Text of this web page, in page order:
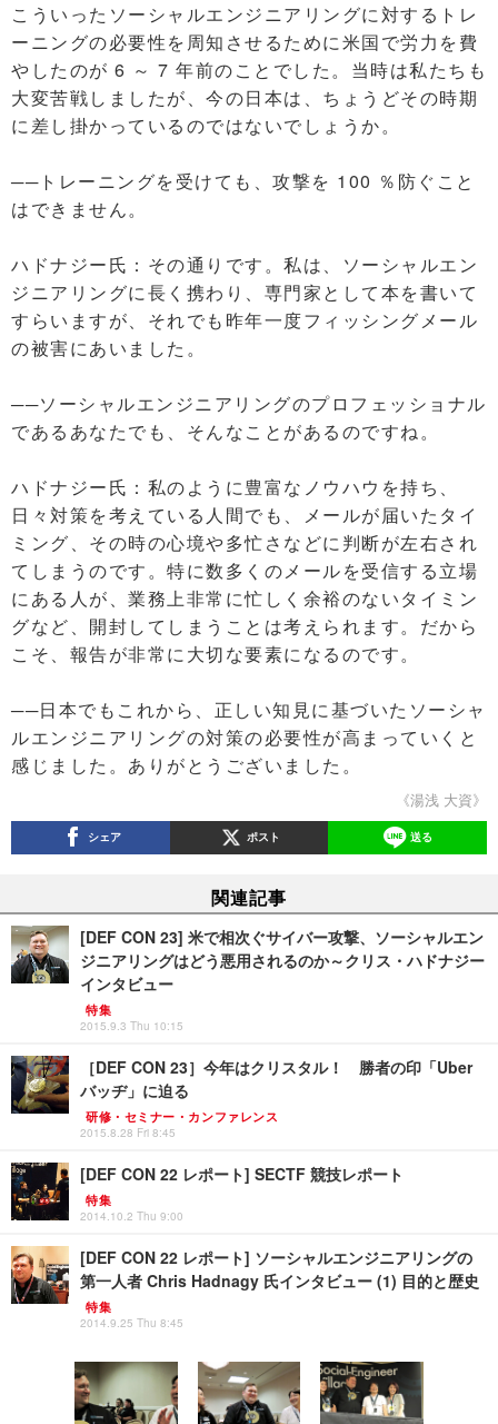
こういったソーシャルエンジニアリングに対するトレ
ーニングの必要性を周知させるために米国で労力を費
やしたのが 6 ～ 7 年前のことでした。当時は私たちも
大変苦戦しましたが、今の日本は、ちょうどその時期
に差し掛かっているのではないでしょうか。
──トレーニングを受けても、攻撃を 100 ％防ぐこと
はできません。
ハドナジー氏：その通りです。私は、ソーシャルエン
ジニアリングに長く携わり、専門家として本を書いて
すらいますが、それでも昨年一度フィッシングメール
の被害にあいました。
──ソーシャルエンジニアリングのプロフェッショナル
であるあなたでも、そんなことがあるのですね。
ハドナジー氏：私のように豊富なノウハウを持ち、
日々対策を考えている人間でも、メールが届いたタイ
ミング、その時の心境や多忙さなどに判断が左右され
てしまうのです。特に数多くのメールを受信する立場
にある人が、業務上非常に忙しく余裕のないタイミン
グなど、開封してしまうことは考えられます。だから
こそ、報告が非常に大切な要素になるのです。
──日本でもこれから、正しい知見に基づいたソーシャ
ルエンジニアリングの対策の必要性が高まっていくと
感じました。ありがとうございました。
《湯浅 大資》
シェア ポスト 送る
関連記事
[DEF CON 23] 米で相次ぐサイバー攻撃、ソーシャルエン
ジニアリングはどう悪用されるのか～クリス・ハドナジー
インタビュー
特集
2015.9.3 Thu 10:15
［DEF CON 23］今年はクリスタル！ 勝者の印「Uber
バッヂ」に迫る
研修・セミナー・カンファレンス
2015.8.28 Fri 8:45
[DEF CON 22 レポート] SECTF 競技レポート
特集
2014.10.2 Thu 9:00
[DEF CON 22 レポート] ソーシャルエンジニアリングの
第一人者 Chris Hadnagy 氏インタビュー (1) 目的と歴史
特集
2014.9.25 Thu 8:45